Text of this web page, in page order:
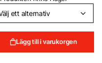
Lägg till i varukorgen